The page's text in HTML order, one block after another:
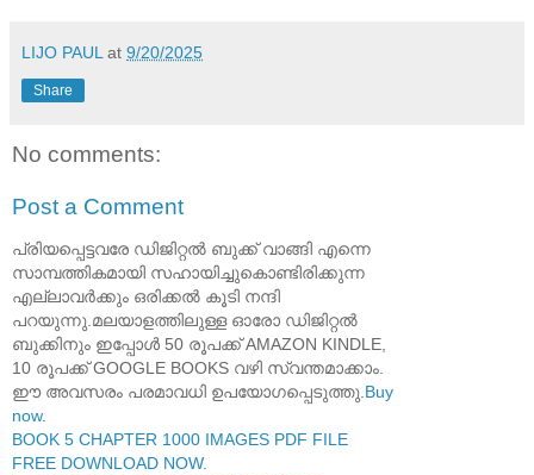
LIJO PAUL at 9/20/2025
Share
No comments:
Post a Comment
പ്രിയപ്പെട്ടവരേ ഡിജിറ്റൽ ബുക്ക് വാങ്ങി എന്നെ
സാമ്പത്തികമായി സഹായിച്ചുകൊണ്ടിരിക്കുന്ന
എല്ലാവർക്കും ഒരിക്കൽ കൂടി നന്ദി
പറയുന്നു.മലയാളത്തിലുള്ള ഓരോ ഡിജിറ്റൽ
ബുക്കിനും ഇപ്പോൾ 50 രൂപക്ക് AMAZON KINDLE,
10 രൂപക്ക് GOOGLE BOOKS വഴി സ്വന്തമാക്കാം.
ഈ അവസരം പരമാവധി ഉപയോഗപ്പെടുത്തു.Buy
now.
BOOK 5 CHAPTER 1000 IMAGES PDF FILE
FREE DOWNLOAD NOW.